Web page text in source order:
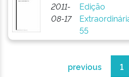
2011-
08-17
Edição
55
previous 1